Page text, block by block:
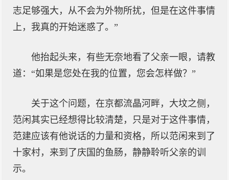
志足够强大，从不会为外物所扰，但是在这件事情
上，我真的开始迷惑了。”
他抬起头来，有些无奈地看了父亲一眼，请教
道：“如果是您处在我的位置，您会怎样做？”
关于这个问题，在京都流晶河畔，大坟之侧，
范闲其实已经想得比较清楚，只是对于这件事情，
范建应该有他说话的力量和资格，所以范闲来到了
十家村，来到了庆国的鱼肠，静静聆听父亲的训
示。